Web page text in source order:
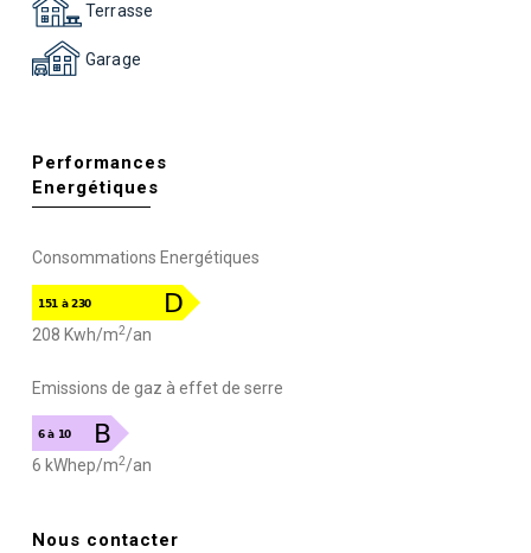
Terrasse
Garage
Performances
Energétiques
Consommations Energétiques
208 Kwh/m2/an
Emissions de gaz à effet de serre
6 kWhep/m2/an
Nous contacter